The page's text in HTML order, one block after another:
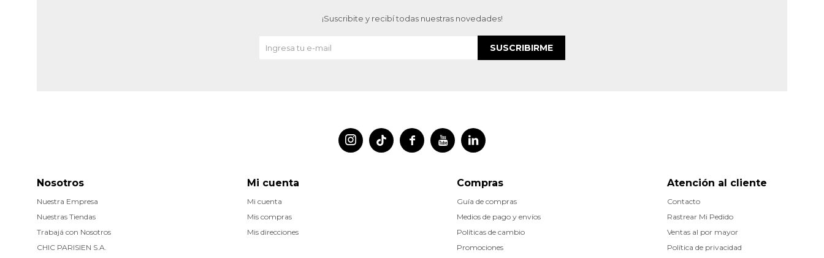
 
 
Atención al cliente
Contacto
Rastrear Mi Pedido
Ventas al por mayor
Política de privacidad
Nosotros
Nuestra Empresa
Nuestras Tiendas
Trabajá con Nosotros
CHIC PARISIEN S.A.
Compras
Guía de compras
Medios de pago y envíos
Políticas de cambio
Promociones
Mi cuenta
Mi cuenta
Mis compras
Mis direcciones
¡Suscribite y recibí todas nuestras novedades!
SUSCRIBIRME